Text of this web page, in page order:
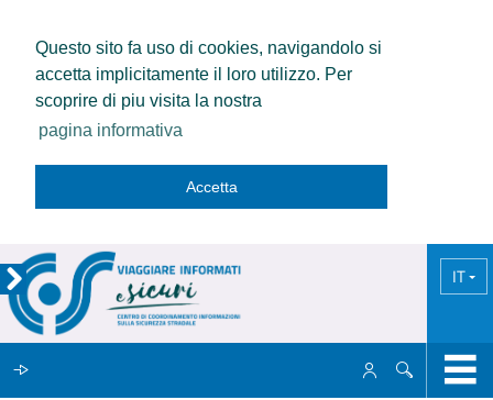
Questo sito fa uso di cookies, navigandolo si
accetta implicitamente il loro utilizzo. Per
scoprire di piu visita la nostra
pagina informativa
Accetta
IT